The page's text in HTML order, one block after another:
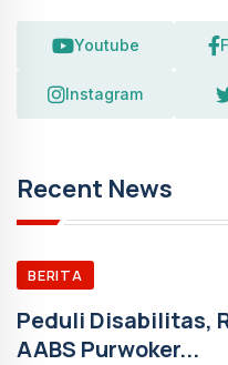
Youtube
Instagram
Recent News
BERITA
Peduli Disabilitas,
AABS Purwoker...